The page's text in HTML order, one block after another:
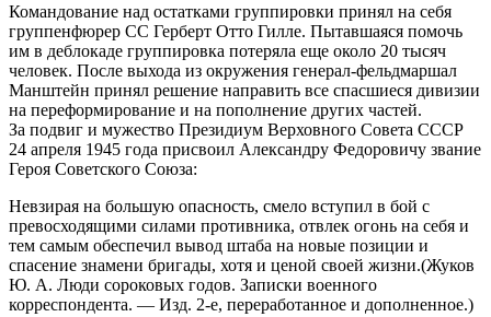
Командование над остатками группировки принял на себя
группенфюрер СС Герберт Отто Гилле. Пытавшаяся помочь
им в деблокаде группировка потеряла еще около 20 тысяч
человек. После выхода из окружения генерал-фельдмаршал
Манштейн принял решение направить все спасшиеся дивизии
на переформирование и на пополнение других частей.
За подвиг и мужество Президиум Верховного Совета СССР
24 апреля 1945 года присвоил Александру Федоровичу звание
Героя Советского Союза:
Невзирая на большую опасность, смело вступил в бой с
превосходящими силами противника, отвлек огонь на себя и
тем самым обеспечил вывод штаба на новые позиции и
спасение знамени бригады, хотя и ценой своей жизни.(Жуков
Ю. А. Люди сороковых годов. Записки военного
корреспондента. — Изд. 2-е, переработанное и дополненное.)